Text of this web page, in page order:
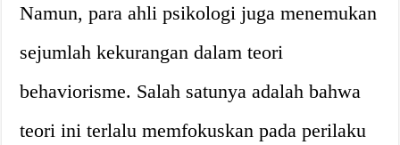
Namun, para ahli psikologi juga menemukan
sejumlah kekurangan dalam teori
behaviorisme. Salah satunya adalah bahwa
teori ini terlalu memfokuskan pada perilaku